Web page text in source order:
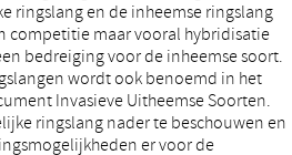
ringslang en de inheemse ringslang
competitie maar vooral hybridisatie
bedreiging voor de inheemse soort.
wordt ook benoemd in het
Invasieve Uitheemse Soorten.
ringslang nader te beschouwen en
er voor de